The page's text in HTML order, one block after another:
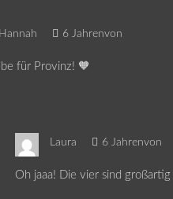
Hannah 6 Jahrenvon
für Provinz! 🧡
Laura 6 Jahrenvon
Oh jaaa! Die vier sind